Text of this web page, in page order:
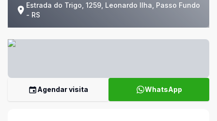
Estrada do Trigo, 1259, Leonardo Ilha, Passo Fundo
- RS
Agendar visita WhatsApp